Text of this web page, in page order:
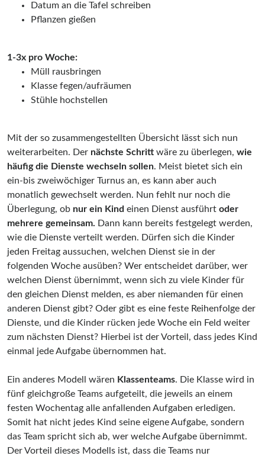
Datum an die Tafel schreiben
Pflanzen gießen
1-3x pro Woche:
Müll rausbringen
Klasse fegen/aufräumen
Stühle hochstellen
Mit der so zusammengestellten Übersicht lässt sich nun
weiterarbeiten. Der nächste Schritt wäre zu überlegen, wie
häufig die Dienste wechseln sollen. Meist bietet sich ein
ein-bis zweiwöchiger Turnus an, es kann aber auch
monatlich gewechselt werden. Nun fehlt nur noch die
Überlegung, ob nur ein Kind einen Dienst ausführt oder
mehrere gemeinsam. Dann kann bereits festgelegt werden,
wie die Dienste verteilt werden. Dürfen sich die Kinder
jeden Freitag aussuchen, welchen Dienst sie in der
folgenden Woche ausüben? Wer entscheidet darüber, wer
welchen Dienst übernimmt, wenn sich zu viele Kinder für
den gleichen Dienst melden, es aber niemanden für einen
anderen Dienst gibt? Oder gibt es eine feste Reihenfolge der
Dienste, und die Kinder rücken jede Woche ein Feld weiter
zum nächsten Dienst? Hierbei ist der Vorteil, dass jedes Kind
einmal jede Aufgabe übernommen hat.
Ein anderes Modell wären Klassenteams. Die Klasse wird in
fünf gleichgroße Teams aufgeteilt, die jeweils an einem
festen Wochentag alle anfallenden Aufgaben erledigen.
Somit hat nicht jedes Kind seine eigene Aufgabe, sondern
das Team spricht sich ab, wer welche Aufgabe übernimmt.
Der Vorteil dieses Modells ist, dass die Teams nur